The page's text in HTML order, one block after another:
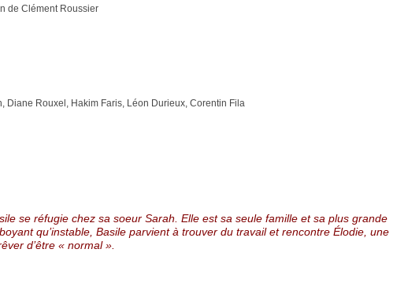
de Clément Roussier
Diane Rouxel, Hakim Faris, Léon Durieux, Corentin Fila
se réfugie chez sa soeur Sarah. Elle est sa seule famille et sa plus grande
qu’instable, Basile parvient à trouver du travail et rencontre Élodie, une
d’être « normal ».